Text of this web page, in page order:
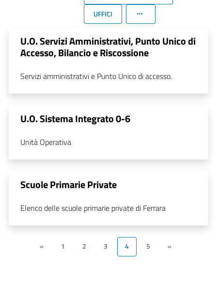
UFFICI
U.O. Servizi Amministrativi, Punto Unico di
Accesso, Bilancio e Riscossione
Servizi amministrativi e Punto Unico di accesso.
U.O. Sistema Integrato 0-6
Unità Operativa
Scuole Primarie Private
Elenco delle scuole primarie private di Ferrara
« 1 2 3 4 5 »